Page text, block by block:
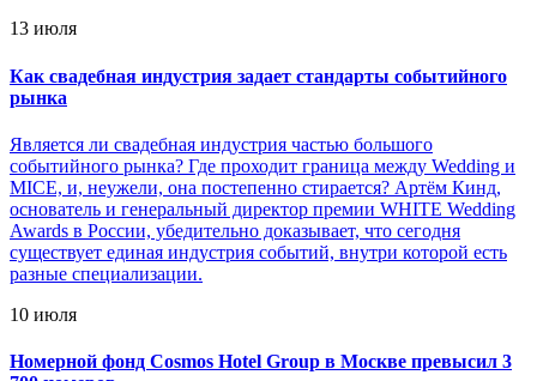
13 июля
Как свадебная индустрия задает стандарты событийного
рынка
Является ли свадебная индустрия частью большого
событийного рынка? Где проходит граница между Wedding и
MICE, и, неужели, она постепенно стирается? Артём Кинд,
основатель и генеральный директор премии WHITE Wedding
Awards в России, убедительно доказывает, что сегодня
существует единая индустрия событий, внутри которой есть
разные специализации.
10 июля
Номерной фонд Cosmos Hotel Group в Москве превысил 3